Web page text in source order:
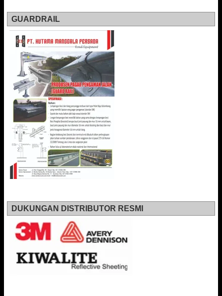
GUARDRAIL
DUKUNGAN DISTRIBUTOR RESMI